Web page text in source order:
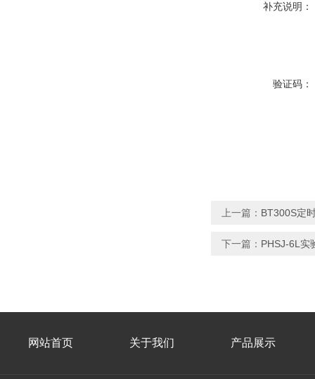
补充说明：
验证码：
上一篇： BT300S定
下一篇： PHSJ-6L实
网站首页 关于我们 产品展示